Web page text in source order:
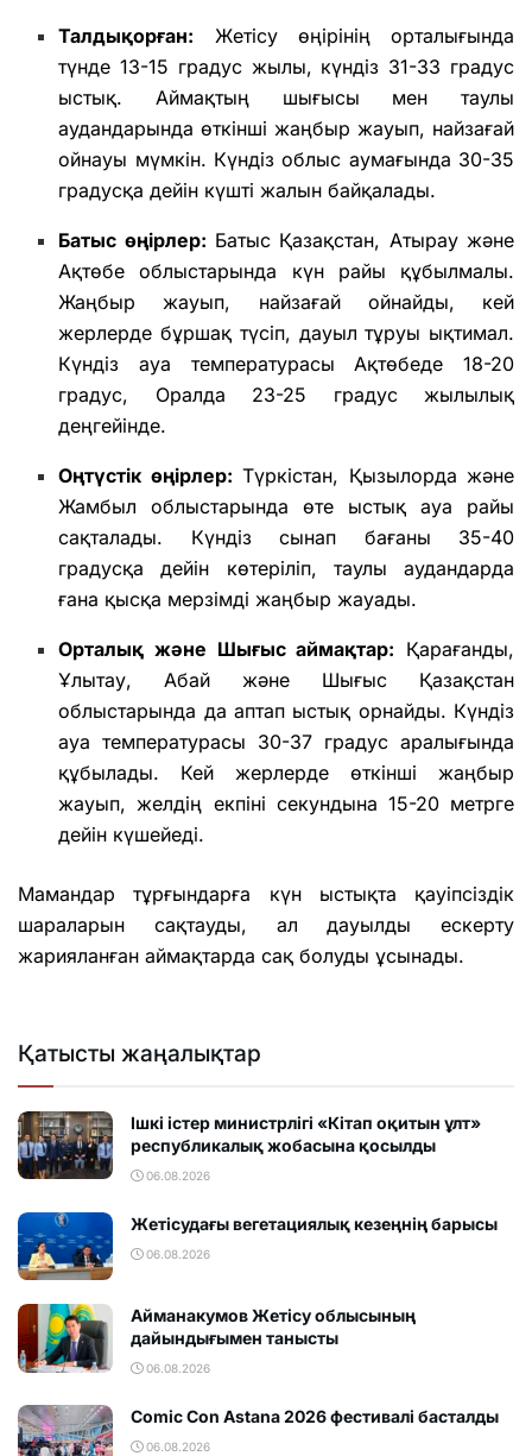
Талдықорған: Жетісу өңірінің орталығында
түнде 13-15 градус жылы, күндіз 31-33 градус
ыстық. Аймақтың шығысы мен таулы
аудандарында өткінші жаңбыр жауып, найзағай
ойнауы мүмкін. Күндіз облыс аумағында 30-35
градусқа дейін күшті жалын байқалады.
Батыс өңірлер: Батыс Қазақстан, Атырау және
Ақтөбе облыстарында күн райы құбылмалы.
Жаңбыр жауып, найзағай ойнайды, кей
жерлерде бұршақ түсіп, дауыл тұруы ықтимал.
Күндіз ауа температурасы Ақтөбеде 18-20
градус, Оралда 23-25 градус жылылық
деңгейінде.
Оңтүстік өңірлер: Түркістан, Қызылорда және
Жамбыл облыстарында өте ыстық ауа райы
сақталады. Күндіз сынап бағаны 35-40
градусқа дейін көтеріліп, таулы аудандарда
ғана қысқа мерзімді жаңбыр жауады.
Орталық және Шығыс аймақтар: Қарағанды,
Ұлытау, Абай және Шығыс Қазақстан
облыстарында да аптап ыстық орнайды. Күндіз
ауа температурасы 30-37 градус аралығында
құбылады. Кей жерлерде өткінші жаңбыр
жауып, желдің екпіні секундына 15-20 метрге
дейін күшейеді.
Мамандар тұрғындарға күн ыстықта қауіпсіздік
шараларын сақтауды, ал дауылды ескерту
жарияланған аймақтарда сақ болуды ұсынады.
Қатысты жаңалықтар
Ішкі істер министрлігі «Кітап оқитын ұлт»
республикалық жобасына қосылды
06.08.2026
Жетісудағы вегетациялық кезеңнің барысы
06.08.2026
Айманакумов Жетісу облысының
дайындығымен танысты
06.08.2026
Comic Con Astana 2026 фестивалi басталды
06.08.2026